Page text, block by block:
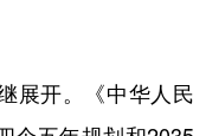
开。《中华人民